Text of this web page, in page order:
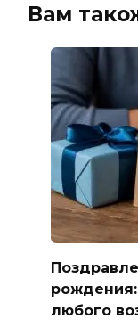
Вам
любого